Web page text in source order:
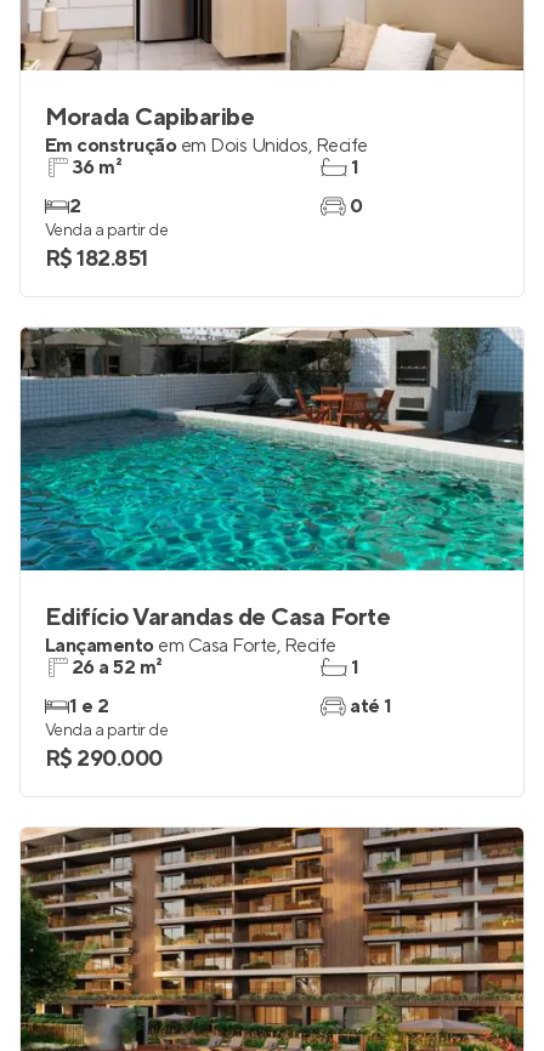
Morada Capibaribe
Em construção em Dois Unidos, Recife
36 m²
2
1
0
Venda a partir de
R$ 182.851
Edifício Varandas de Casa Forte
Lançamento em Casa Forte, Recife
26 a 52 m²
1 e 2
1
até 1
Venda a partir de
R$ 290.000